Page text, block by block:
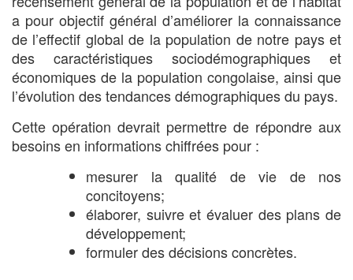
a pour objectif général d’améliorer la connaissance
de l’effectif global de la population de notre pays et
des caractéristiques sociodémographiques et
économiques de la population congolaise, ainsi que
l’évolution des tendances démographiques du pays.
Cette opération devrait permettre de répondre aux
besoins en informations chiffrées pour :
mesurer la qualité de vie de nos
concitoyens;
élaborer, suivre et évaluer des plans de
développement;
formuler des décisions concrètes.